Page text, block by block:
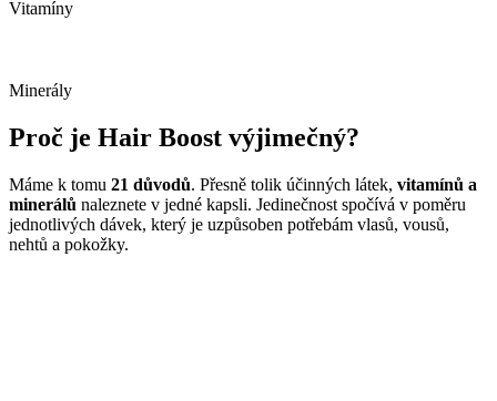
Vitamíny
Minerály
Proč je Hair Boost výjimečný?
Máme k tomu 21 důvodů. Přesně tolik účinných látek, vitamínů a
minerálů naleznete v jedné kapsli. Jedinečnost spočívá v poměru
jednotlivých dávek, který je uzpůsoben potřebám vlasů, vousů,
nehtů a pokožky.